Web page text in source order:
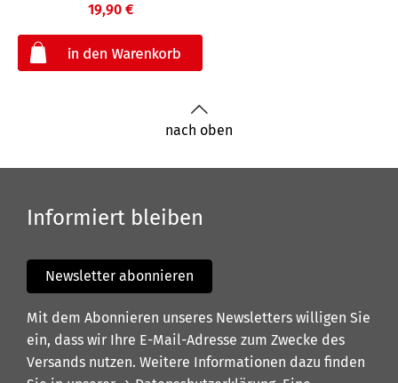
19,90 €
nach oben
Informiert bleiben
Newsletter abonnieren
Mit dem Abonnieren unseres Newsletters willigen Sie
ein, dass wir Ihre E-Mail-Adresse zum Zwecke des
Versands nutzen. Weitere Informationen dazu finden